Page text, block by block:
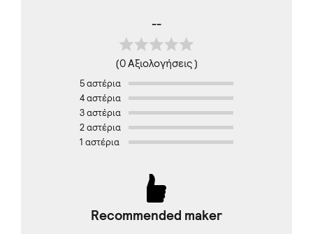
--
(0 Αξιολογήσεις )
5 αστέρια
4 αστέρια
3 αστέρια
2 αστέρια
1 αστέρια
Recommended maker